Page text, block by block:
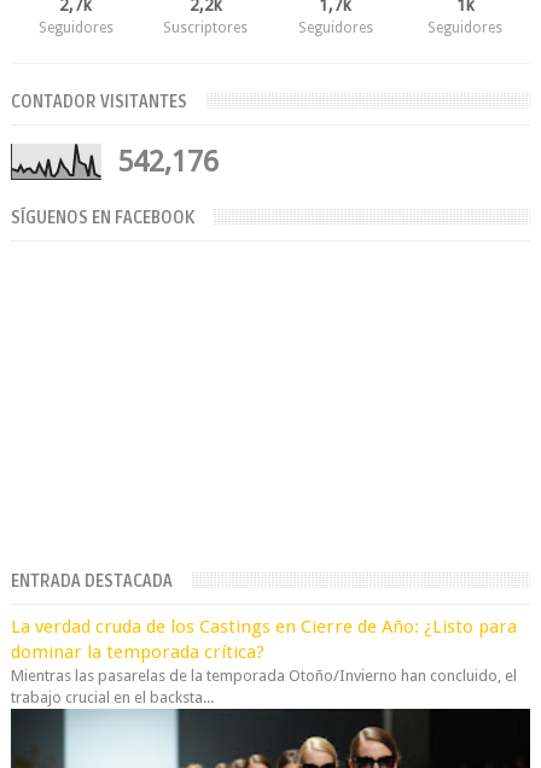
2,7k
Seguidores
2,2k
Suscriptores
1,7k
Seguidores
1k
Seguidores
CONTADOR VISITANTES
542,176
SÍGUENOS EN FACEBOOK
ENTRADA DESTACADA
La verdad cruda de los Castings en Cierre de Año: ¿Listo para
dominar la temporada crítica?
Mientras las pasarelas de la temporada Otoño/Invierno han concluido, el
trabajo crucial en el backsta...